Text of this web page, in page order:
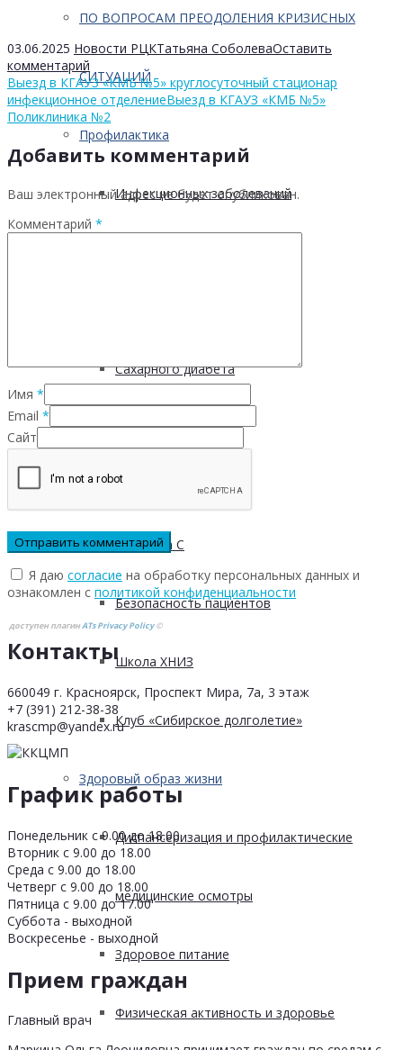
ПО ВОПРОСАМ ПРЕОДОЛЕНИЯ КРИЗИСНЫХ
СИТУАЦИЙ
Профилактика
Инфекционных заболеваний
Сахарного диабета
Рака
ХОБЛ
Гепатита С
Безопасность пациентов
Школа ХНИЗ
Клуб «Сибирское долголетие»
Здоровый образ жизни
Диспансеризация и профилактические
медицинские осмотры
Здоровое питание
Физическая активность и здоровье
03.06.2025 Новости РЦКТатьяна СоболеваОставить
комментарий
Выезд в КГАУЗ «КМБ №5» круглосуточный стационар
инфекционное отделениеВыезд в КГАУЗ «КМБ №5»
Поликлиника №2
Добавить комментарий
Ваш электронный адрес не будет опубликован.
Комментарий *
Имя *
Email *
Сайт
Я даю согласие на обработку персональных данных и
ознакомлен с политикой конфиденциальности
доступен плагинATs Privacy Policy©
Контакты
660049 г. Красноярск, Проспект Мира, 7а, 3 этаж
+7 (391) 212-38-38
krascmp@yandex.ru
График работы
Понедельник с 9.00 до 18.00
Вторник с 9.00 до 18.00
Среда с 9.00 до 18.00
Четверг с 9.00 до 18.00
Пятница с 9.00 до 17.00
Суббота - выходной
Воскресенье - выходной
Прием граждан
Главный врач